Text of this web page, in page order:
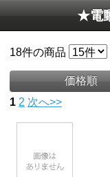
18件の商品
価格順
1 2 次へ>>